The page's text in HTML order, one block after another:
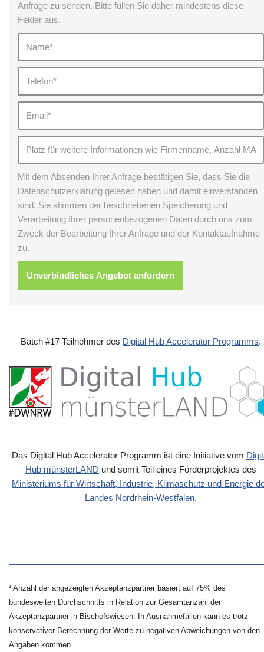
Anfrage zu senden. Bitte füllen Sie daher mindestens diese
Felder aus.
Mit dem Absenden Ihrer Anfrage bestätigen Sie, dass Sie die
Datenschutzerklärung gelesen haben und damit einverstanden
sind. Sie stimmen der beschriebenen Speicherung und
Verarbeitung Ihrer personenbezogenen Daten durch uns zum
Zweck der Bearbeitung Ihrer Anfrage und der Kontaktaufnahme
zu.
Batch #17 Teilnehmer des Digital Hub Accelerator Programms.
Das Digital Hub Accelerator Programm ist eine Initiative vom
Hub münsterLAND und somit Teil eines Förderprojektes des
Ministeriums für Wirtschaft, Industrie, Klimaschutz und Energie
Landes Nordrhein-Westfalen.
¹ Anzahl der angezeigten Akzeptanzpartner basiert auf 75% des
bundesweiten Durchschnitts in Relation zur Gesamtanzahl der
Akzeptanzpartner in Bischofswiesen. In Ausnahmefällen kann es trotz
konservativer Berechnung der Werte zu negativen Abweichungen von den
Angaben kommen.